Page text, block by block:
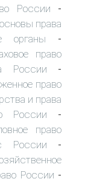
России -
права
органы -
право
России -
право
и права
России -
право
России -
России -